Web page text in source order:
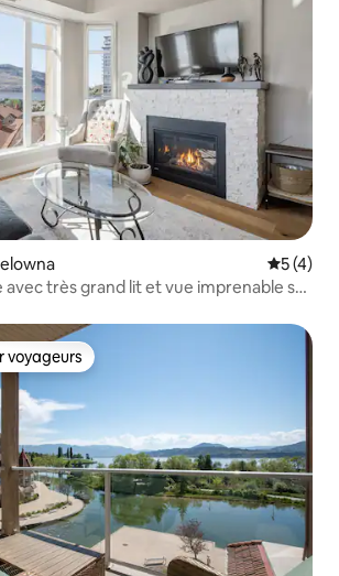
Note
5 (4)
très grand lit et vue imprenable sur
parmi les plus aimés
voyageurs